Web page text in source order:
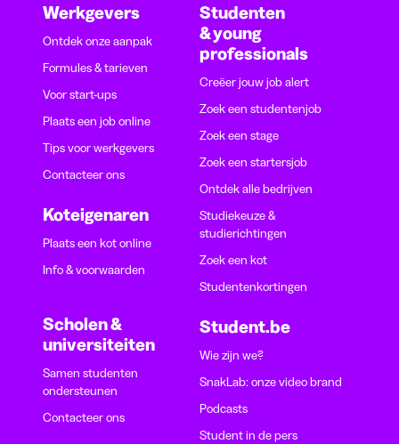
Werkgevers
Ontdek onze aanpak
Formules & tarieven
Voor start-ups
Plaats een job online
Tips voor werkgevers
Contacteer ons
Koteigenaren
Plaats een kot online
Info & voorwaarden
Scholen &
universiteiten
Samen studenten
ondersteunen
Contacteer ons
Studenten
& young
professionals
Creëer jouw job alert
Zoek een studentenjob
Zoek een stage
Zoek een startersjob
Ontdek alle bedrijven
Studiekeuze &
studierichtingen
Zoek een kot
Studentenkortingen
Student.be
Wie zijn we?
SnakLab: onze video brand
Podcasts
Student in de pers